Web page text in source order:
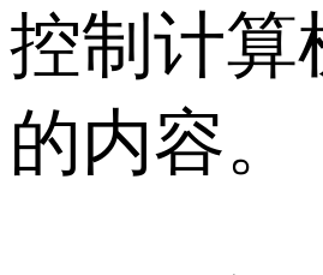
控制计算
的内容。